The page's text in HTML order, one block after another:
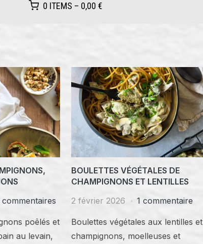
0 ITEMS – 0,00 €
poêlés et
au levain,
BOULETTES VÉGÉTALES DE
CHAMPIGNONS ET LENTILLES
2 février 2026
1 commentaire
Boulettes végétales aux lentilles et
champignons, moelleuses et